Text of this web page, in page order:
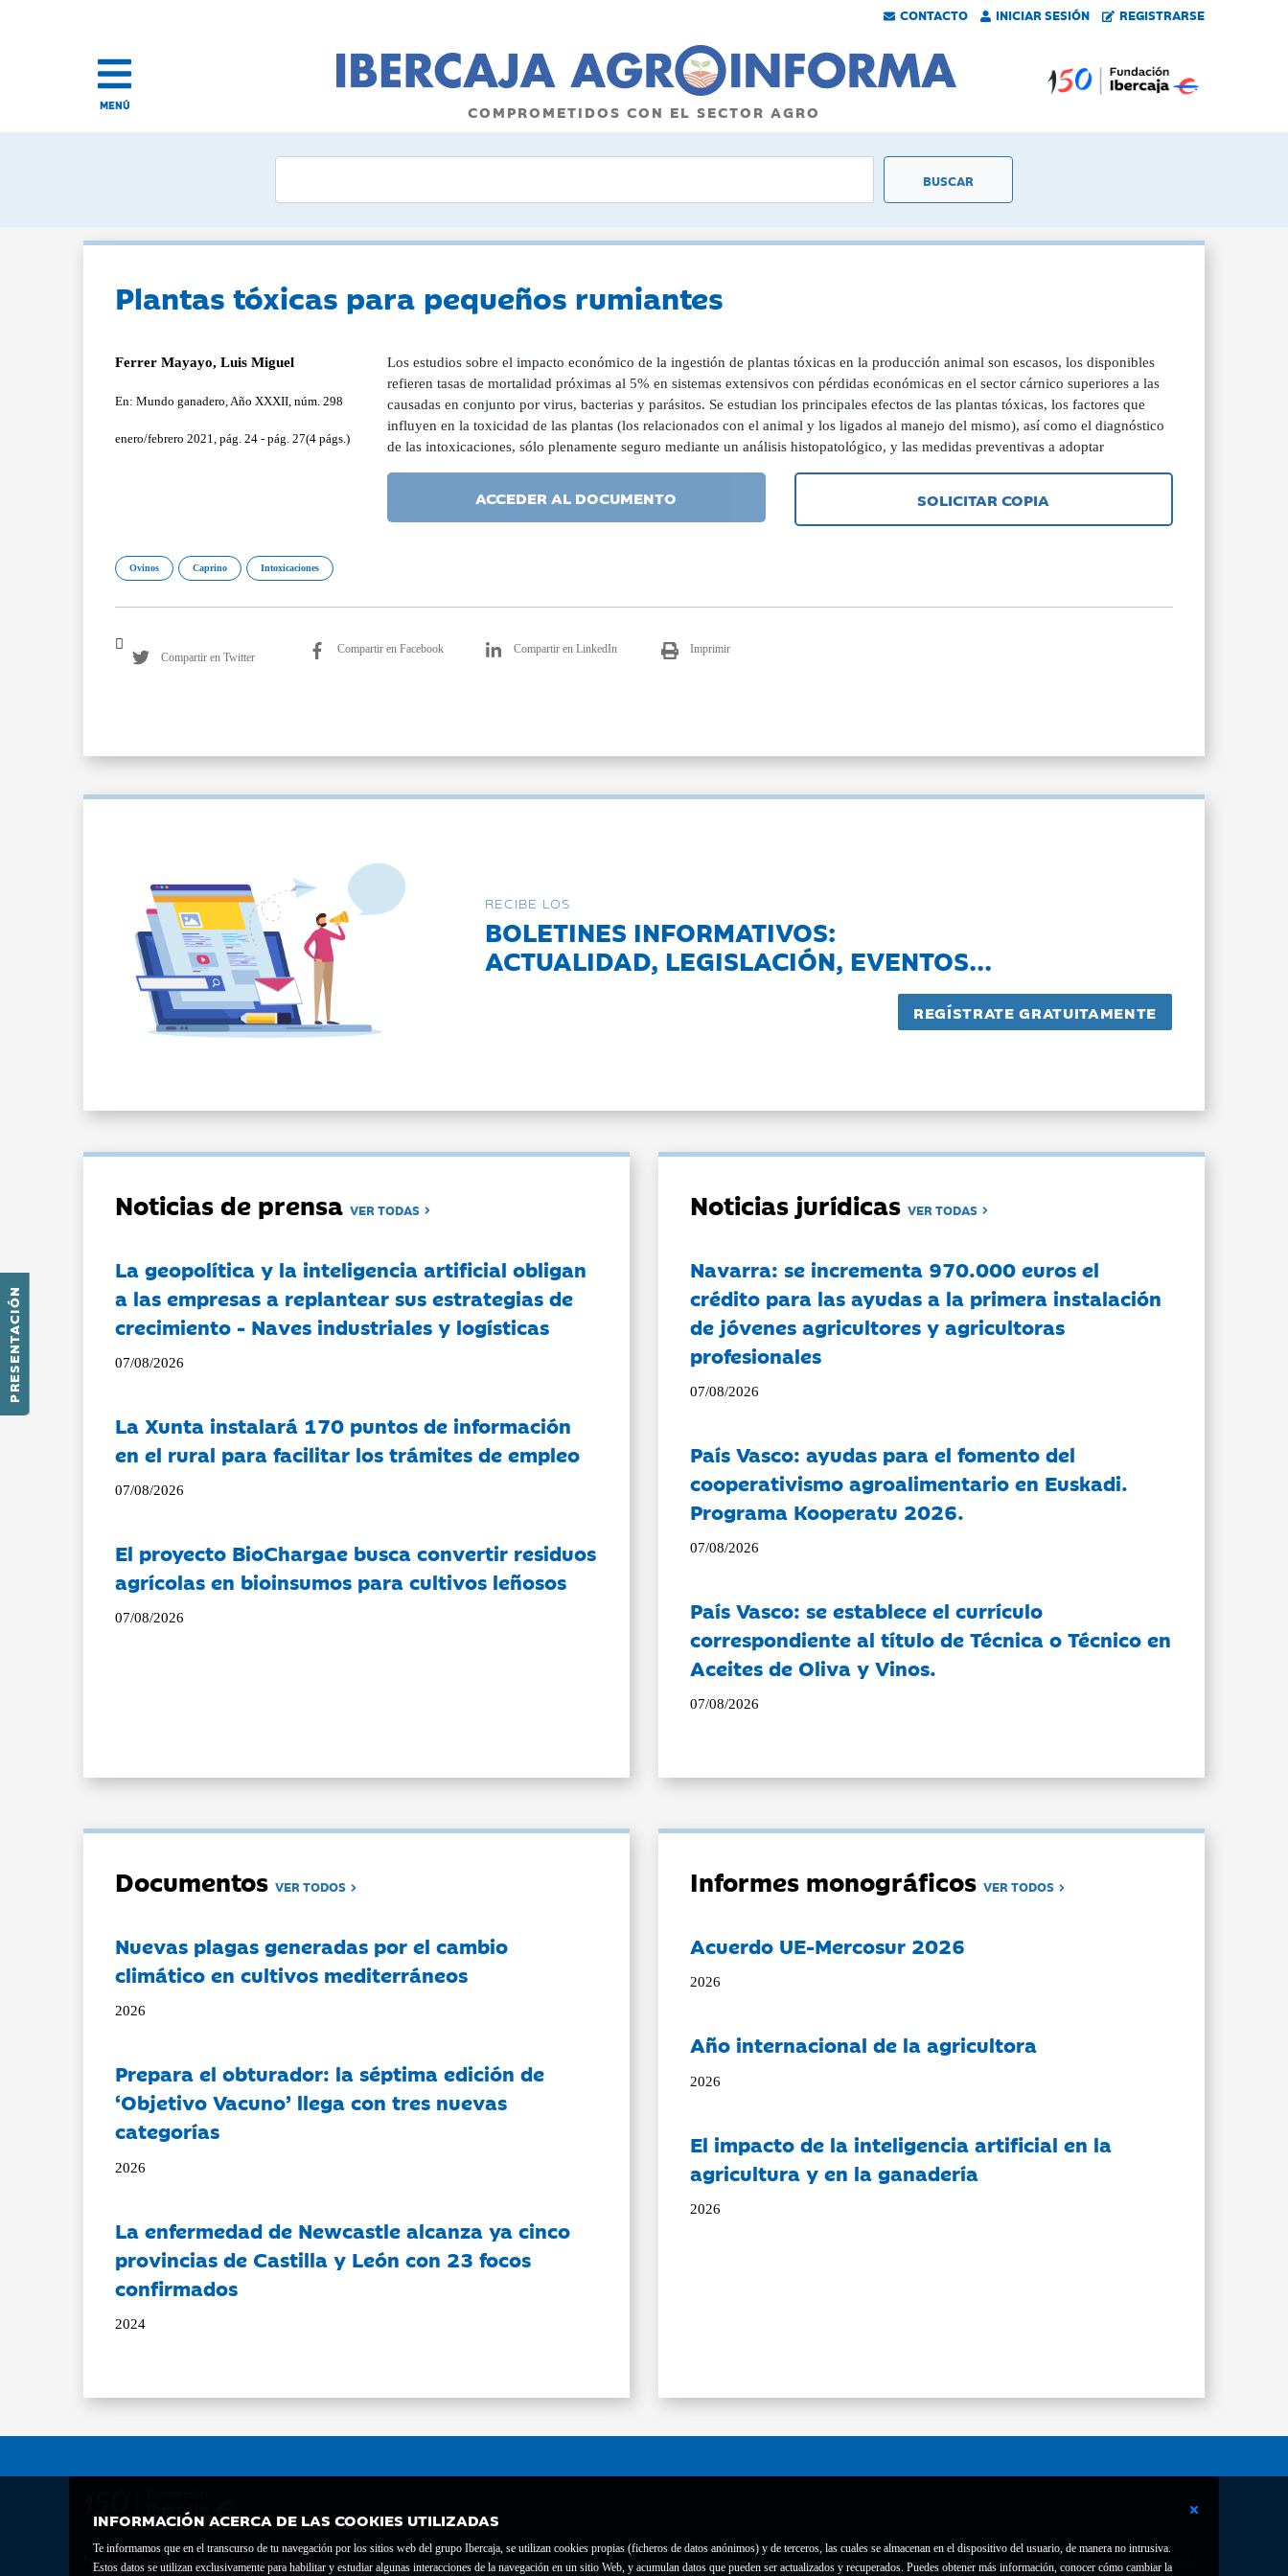
CONTACTO INICIAR SESIÓN REGISTRARSE
PRESENTACIÓN
MENÚ COMPROMETIDOS CON EL SECTOR AGRO
INFORMACIÓN ACERCA DE LAS COOKIES UTILIZADAS
Te informamos que en el transcurso de tu navegación por los sitios web del grupo Ibercaja, se utilizan cookies propias (ficheros de datos anónimos) y de terceros, las cuales se almacenan en el dispositivo del usuario, de manera no intrusiva.
Estos datos se utilizan exclusivamente para habilitar y estudiar algunas interacciones de la navegación en un sitio Web, y acumulan datos que pueden ser actualizados y recuperados. Puedes obtener más información, conocer cómo cambiar la
Plantas tóxicas para pequeños rumiantes
Ferrer Mayayo, Luis Miguel
En: Mundo ganadero, Año XXXII, núm. 298
enero/febrero 2021, pág. 24 - pág. 27(4 págs.)
Los estudios sobre el impacto económico de la ingestión de plantas tóxicas en la producción animal son escasos, los disponibles
refieren tasas de mortalidad próximas al 5% en sistemas extensivos con pérdidas económicas en el sector cárnico superiores a las
causadas en conjunto por virus, bacterias y parásitos. Se estudian los principales efectos de las plantas tóxicas, los factores que
influyen en la toxicidad de las plantas (los relacionados con el animal y los ligados al manejo del mismo), así como el diagnóstico
de las intoxicaciones, sólo plenamente seguro mediante un análisis histopatológico, y las medidas preventivas a adoptar
ACCEDER AL DOCUMENTO SOLICITAR COPIA
Ovinos Caprino Intoxicaciones
Compartir en Twitter
Compartir en Facebook Compartir en LinkedIn Imprimir
RECIBE LOS
BOLETINES INFORMATIVOS:
ACTUALIDAD, LEGISLACIÓN, EVENTOS...
Noticias de prensaVER TODAS
La geopolítica y la inteligencia artificial obligan
a las empresas a replantear sus estrategias de
crecimiento - Naves industriales y logísticas
07/08/2026
La Xunta instalará 170 puntos de información
en el rural para facilitar los trámites de empleo
07/08/2026
El proyecto BioChargae busca convertir residuos
agrícolas en bioinsumos para cultivos leñosos
07/08/2026
Noticias jurídicasVER TODAS
Navarra: se incrementa 970.000 euros el
crédito para las ayudas a la primera instalación
de jóvenes agricultores y agricultoras
profesionales
07/08/2026
País Vasco: ayudas para el fomento del
cooperativismo agroalimentario en Euskadi.
Programa Kooperatu 2026.
07/08/2026
País Vasco: se establece el currículo
correspondiente al título de Técnica o Técnico en
Aceites de Oliva y Vinos.
07/08/2026
DocumentosVER TODOS
Nuevas plagas generadas por el cambio
climático en cultivos mediterráneos
2026
Prepara el obturador: la séptima edición de
‘Objetivo Vacuno’ llega con tres nuevas
categorías
2026
La enfermedad de Newcastle alcanza ya cinco
provincias de Castilla y León con 23 focos
confirmados
2024
Informes monográficosVER TODOS
Acuerdo UE-Mercosur 2026
2026
Año internacional de la agricultora
2026
El impacto de la inteligencia artificial en la
agricultura y en la ganadería
2026
Fundación Bancaria Ibercaja C.I.F. G-50000652.
Contacto Declaración de accesibilidad